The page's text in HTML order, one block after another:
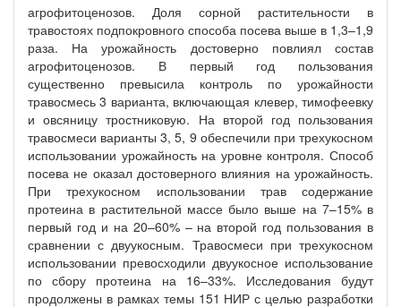
агрофитоценозов. Доля сорной растительности в
травостоях подпокровного способа посева выше в 1,3–1,9
раза. На урожайность достоверно повлиял состав
агрофитоценозов. В первый год пользования
существенно превысила контроль по урожайности
травосмесь 3 варианта, включающая клевер, тимофеевку
и овсяницу тростниковую. На второй год пользования
травосмеси варианты 3, 5, 9 обеспечили при трехукосном
использовании урожайность на уровне контроля. Способ
посева не оказал достоверного влияния на урожайность.
При трехукосном использовании трав содержание
протеина в растительной массе было выше на 7–15% в
первый год и на 20–60% – на второй год пользования в
сравнении с двуукосным. Травосмеси при трехукосном
использовании превосходили двуукосное использование
по сбору протеина на 16–33%. Исследования будут
продолжены в рамках темы 151 НИР с целью разработки